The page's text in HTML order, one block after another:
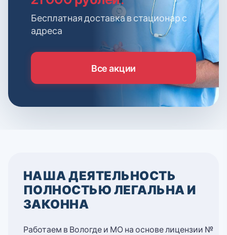
Бесплатная доставка в стационар с
адреса
Все акции
НАША ДЕЯТЕЛЬНОСТЬ
ПОЛНОСТЬЮ ЛЕГАЛЬНА И
ЗАКОННА
Работаем в Вологде и МО на основе лицензии №